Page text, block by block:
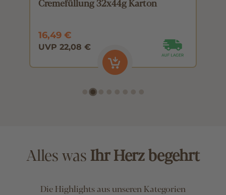
16,49 €
UVP 22,08 €
Alles wasIhr Herz begehrt
Die Highlights aus unseren Kategorien